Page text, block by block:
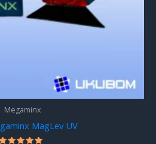
Megaminx
MagLev UV